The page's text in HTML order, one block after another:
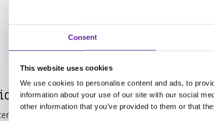
Consent
This website uses cookies
We use cookies to personalise content and ads, to
information about your use of our site with our social
other information that you’ve provided to them or that
professionelle videoer på rekordtid, uden behov